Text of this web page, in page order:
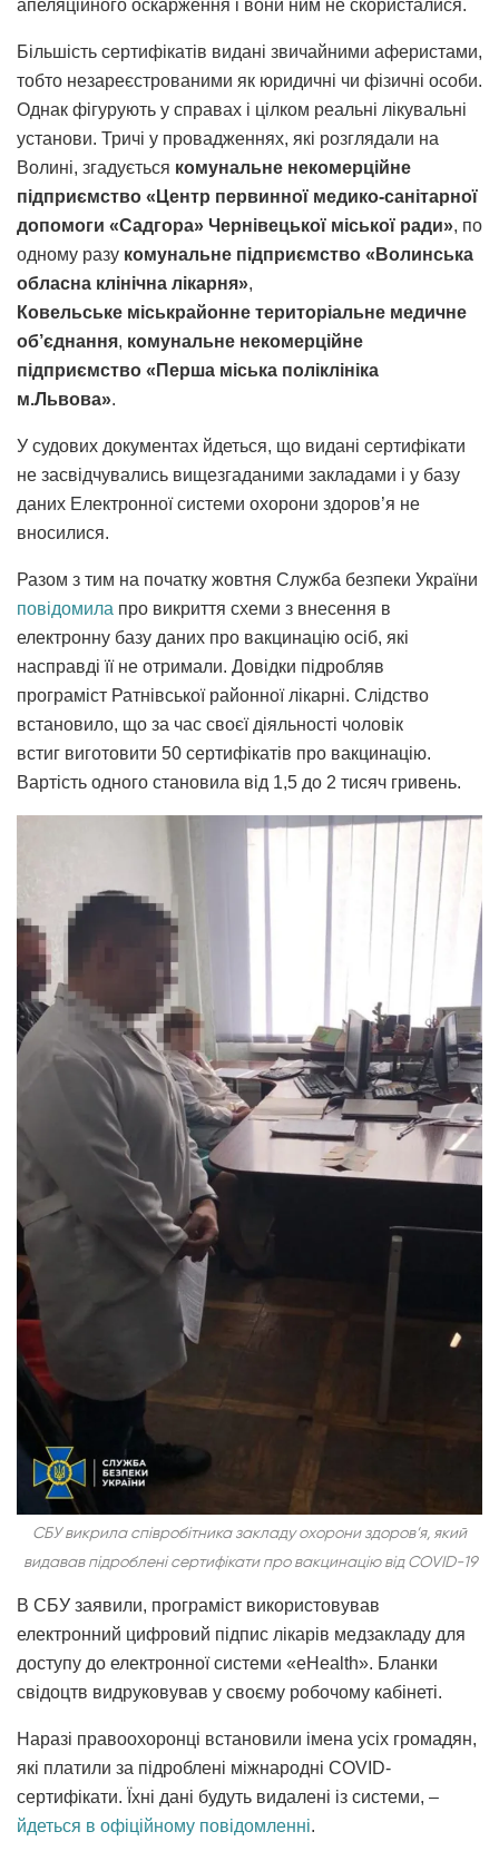
апеляційного оскарження і вони ним не скористалися.
Більшість сертифікатів видані звичайними аферистами,
тобто незареєстрованими як юридичні чи фізичні особи.
Однак фігурують у справах і цілком реальні лікувальні
установи. Тричі у провадженнях, які розглядали на
Волині, згадується комунальне некомерційне
підприємство «Центр первинної медико-санітарної
допомоги «Садгора» Чернівецької міської ради», по
одному разу комунальне підприємство «Волинська
обласна клінічна лікарня»,
Ковельське міськрайонне територіальне медичне
об’єднання, комунальне некомерційне
підприємство «Перша міська поліклініка
м.Львова».
У судових документах йдеться, що видані сертифікати
не засвідчувались вищезгаданими закладами і у базу
даних Електронної системи охорони здоров’я не
вносилися.
Разом з тим на початку жовтня Служба безпеки України
повідомила про викриття схеми з внесення в
електронну базу даних про вакцинацію осіб, які
насправді її не отримали. Довідки підробляв
програміст Ратнівської районної лікарні. Слідство
встановило, що за час своєї діяльності чоловік
встиг виготовити 50 сертифікатів про вакцинацію.
Вартість одного становила від 1,5 до 2 тисяч гривень.
СБУ викрила співробітника закладу охорони здоров’я, який
видавав підроблені сертифікати про вакцинацію від COVID-19
В СБУ заявили, програміст використовував
електронний цифровий підпис лікарів медзакладу для
доступу до електронної системи «eHealth». Бланки
свідоцтв видруковував у своєму робочому кабінеті.
Наразі правоохоронці встановили імена усіх громадян,
які платили за підроблені міжнародні COVID-
сертифікати. Їхні дані будуть видалені із системи, –
йдеться в офіційному повідомленні.